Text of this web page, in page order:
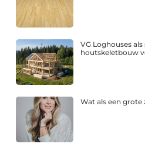
VG Loghouses
houtskeletbouw
Wat als een grote